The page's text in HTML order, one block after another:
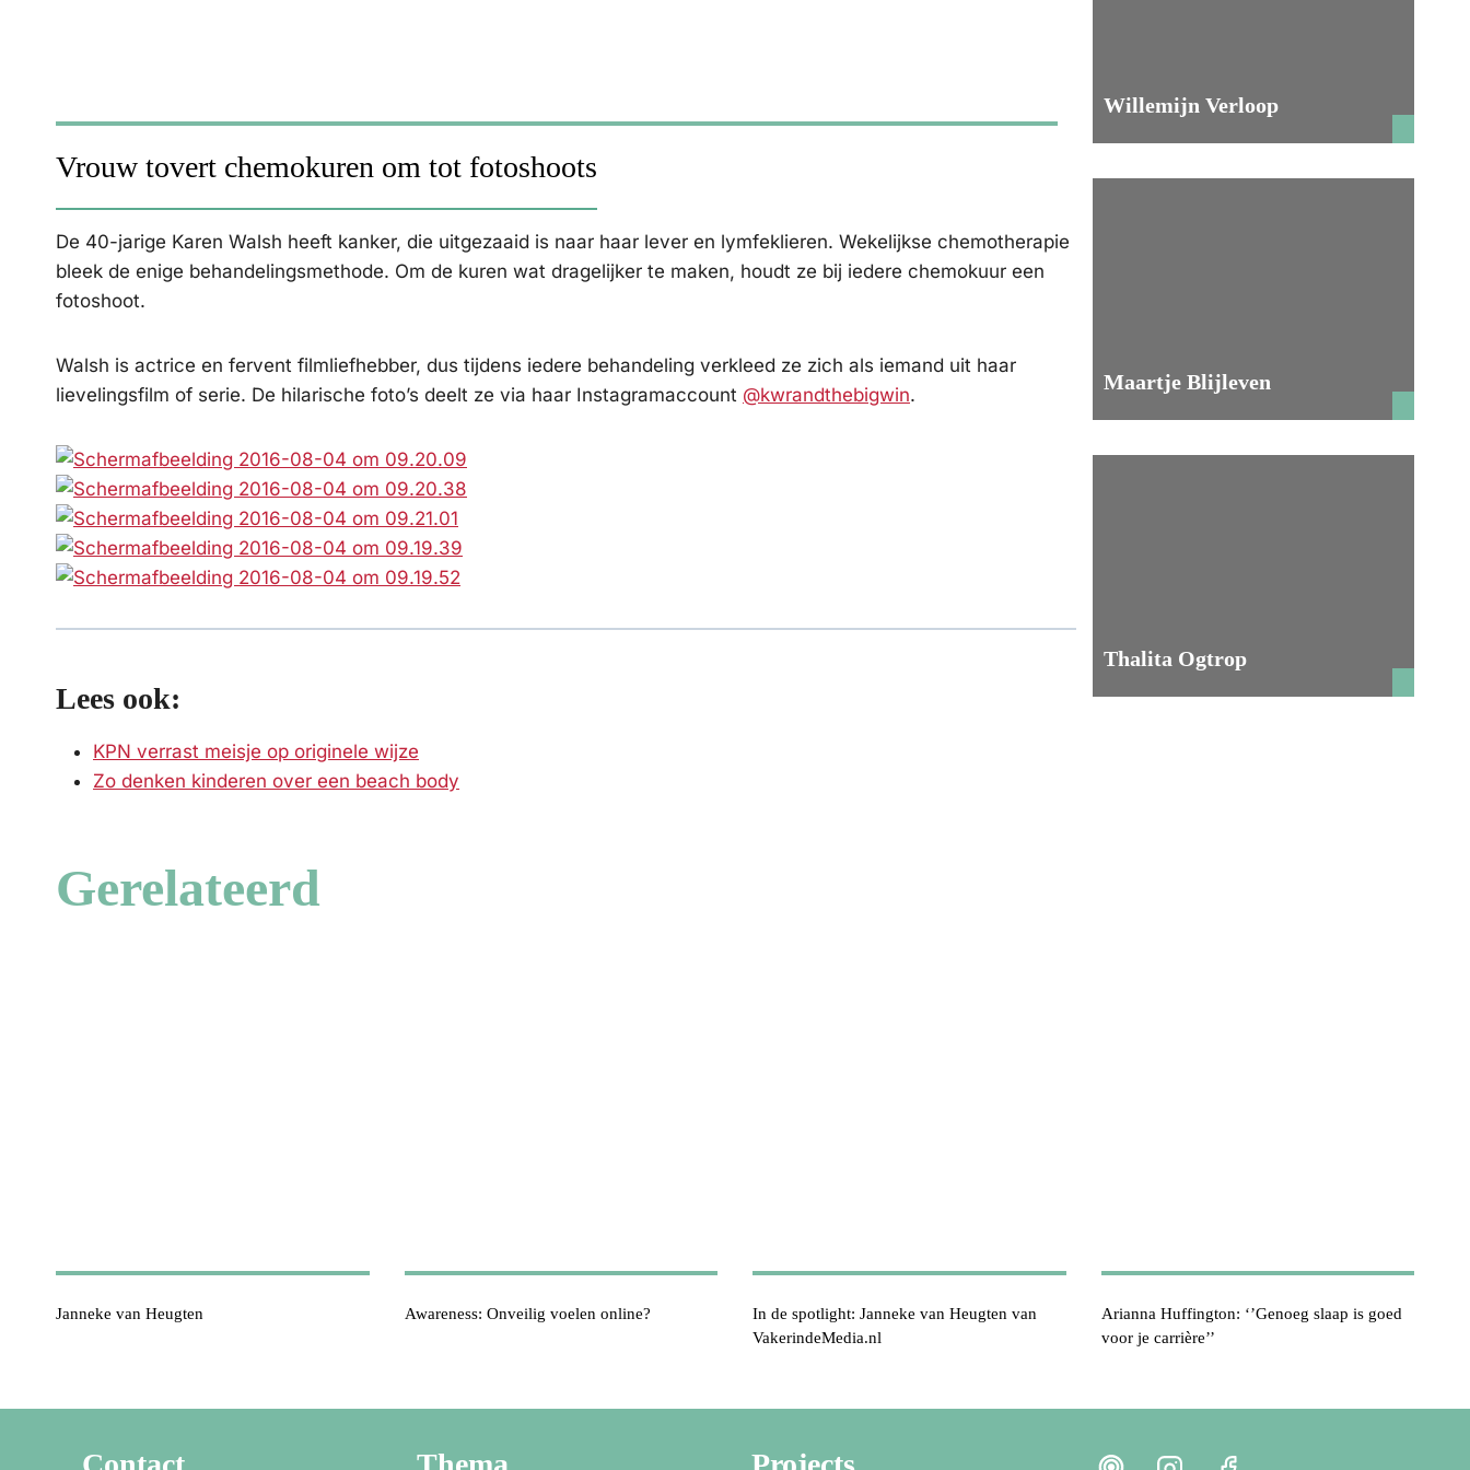
Vrouw tovert chemokuren om tot fotoshoots
De 40-jarige Karen Walsh heeft kanker, die uitgezaaid is naar haar lever en lymfeklieren. Wekelijkse chemotherapie
bleek de enige behandelingsmethode. Om de kuren wat dragelijker te maken, houdt ze bij iedere chemokuur een
fotoshoot.
Walsh is actrice en fervent filmliefhebber, dus tijdens iedere behandeling verkleed ze zich als iemand uit haar
lievelingsfilm of serie. De hilarische foto’s deelt ze via haar Instagramaccount @kwrandthebigwin.
Lees ook:
KPN verrast meisje op originele wijze
Zo denken kinderen over een beach body
Willemijn Verloop
Maartje Blijleven
Thalita Ogtrop
Gerelateerd
Janneke van Heugten Awareness: Onveilig voelen online?
In de spotlight: Janneke van Heugten van
VakerindeMedia.nl
Arianna Huffington: ‘’Genoeg slaap is goed
voor je carrière’’